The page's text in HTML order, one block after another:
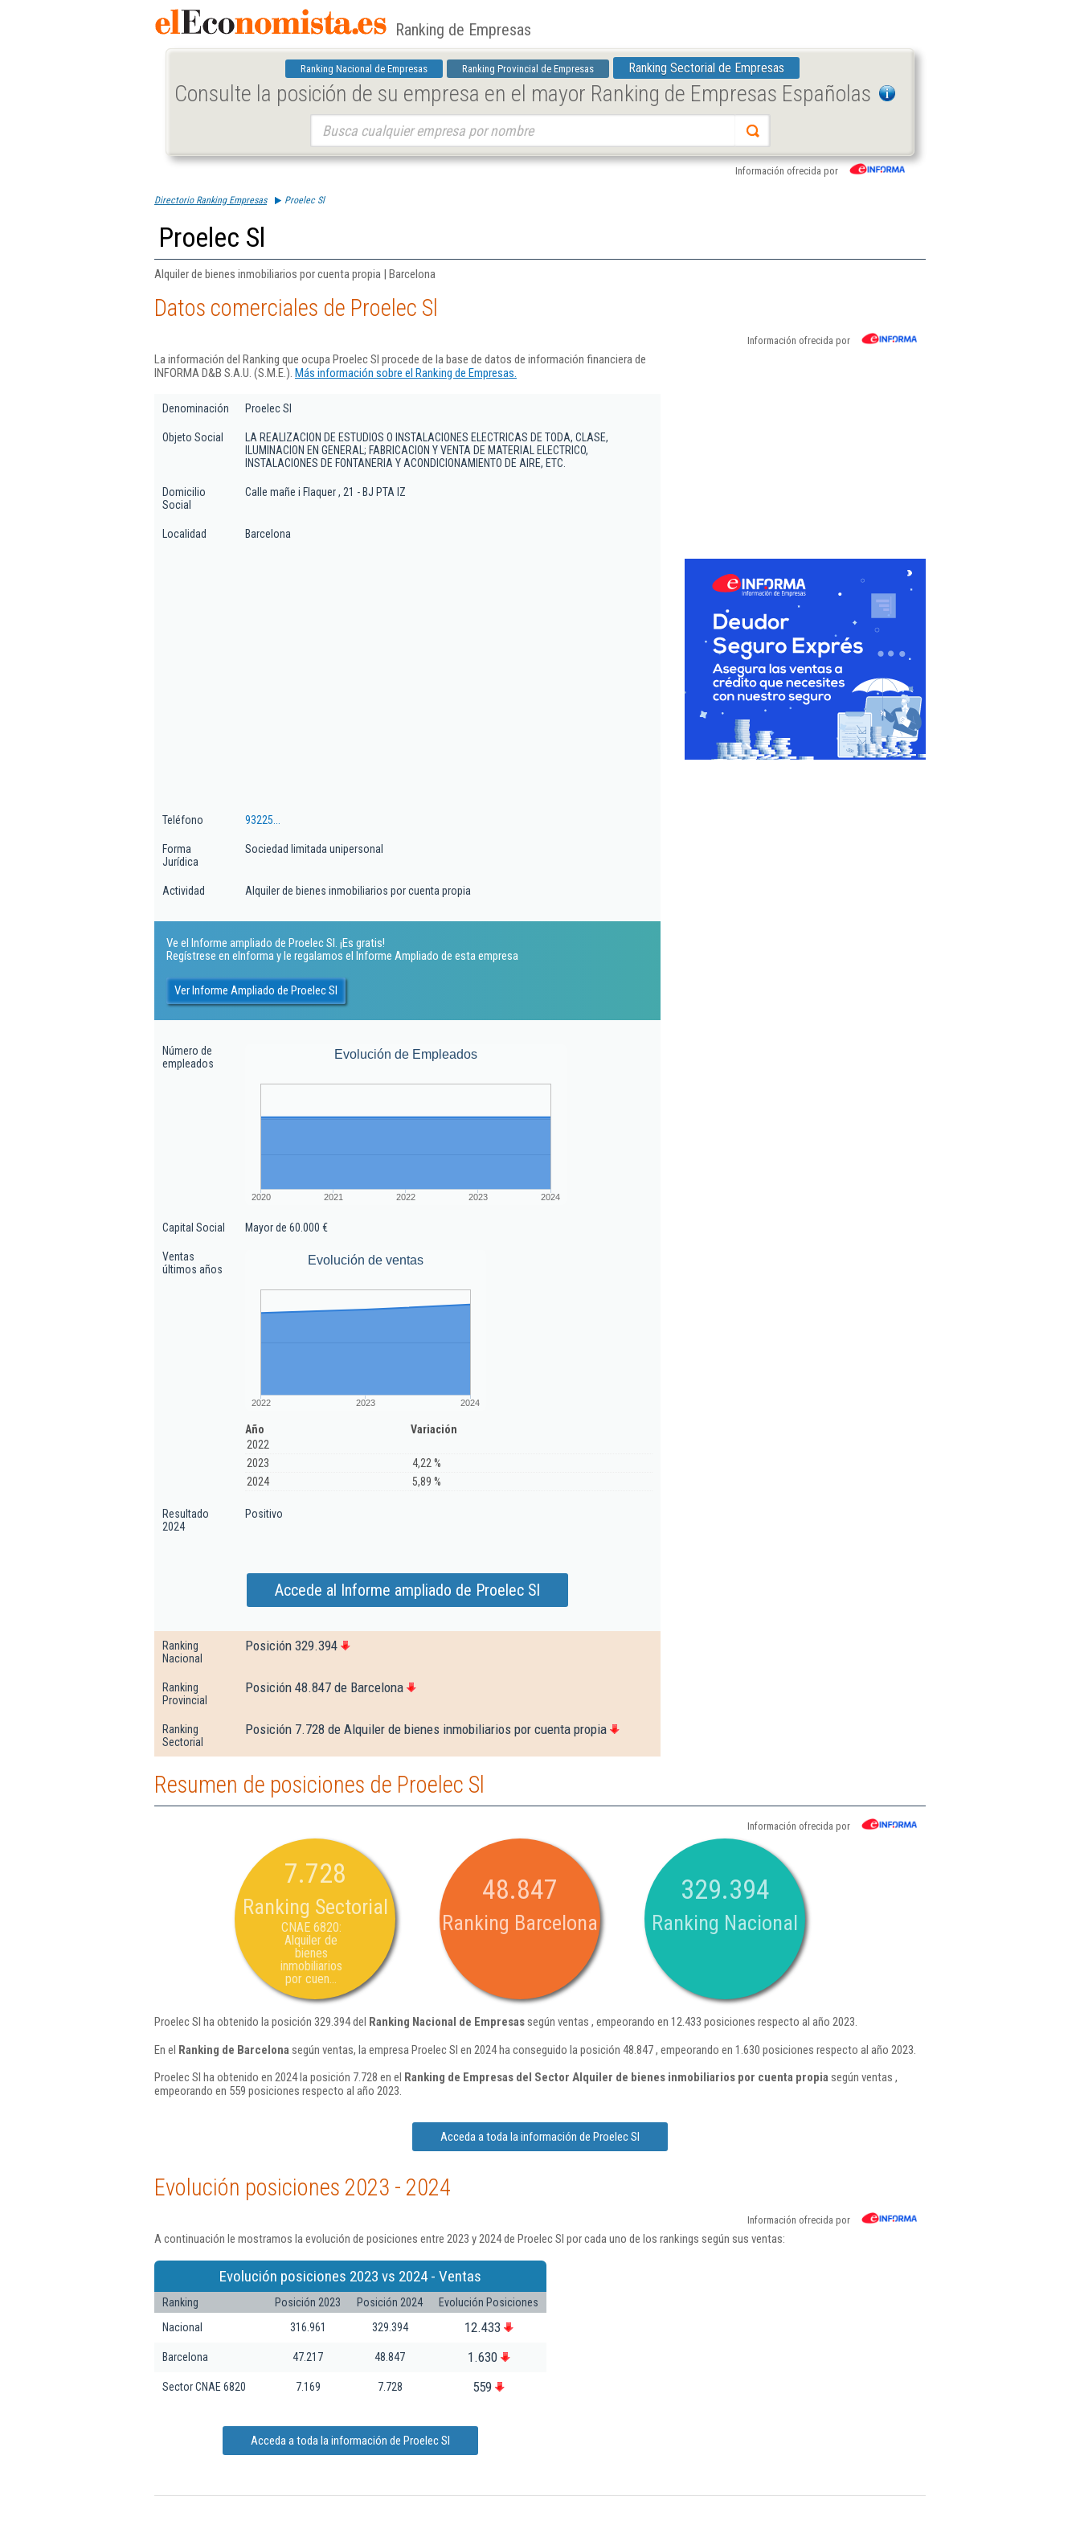
Ranking de Empresas
Ranking Nacional de Empresas Ranking Provincial de Empresas Ranking Sectorial de Empresas
Consulte la posición de su empresa en el mayor Ranking de Empresas Españolas
Información ofrecida por
Directorio Ranking Empresas Proelec Sl
Proelec Sl
Alquiler de bienes inmobiliarios por cuenta propia | Barcelona
Datos comerciales de Proelec Sl
Información ofrecida por
La información del Ranking que ocupa Proelec Sl procede de la base de datos de información financiera de
INFORMA D&B S.A.U. (S.M.E.). Más información sobre el Ranking de Empresas.
Denominación Proelec Sl
Objeto Social
LA REALIZACION DE ESTUDIOS O INSTALACIONES ELECTRICAS DE TODA, CLASE,
ILUMINACION EN GENERAL; FABRICACION Y VENTA DE MATERIAL ELECTRICO,
INSTALACIONES DE FONTANERIA Y ACONDICIONAMIENTO DE AIRE, ETC.
Domicilio
Social
Calle mañe i Flaquer , 21 - BJ PTA IZ
Localidad Barcelona
Teléfono 93225...
Forma
Jurídica
Sociedad limitada unipersonal
Actividad Alquiler de bienes inmobiliarios por cuenta propia
Ve el Informe ampliado de Proelec Sl. ¡Es gratis!
Regístrese en eInforma y le regalamos el Informe Ampliado de esta empresa
Ver Informe Ampliado de Proelec Sl
Número de
empleados
Evolución de Empleados
2020 2021 2022 2023 2024
Capital Social Mayor de 60.000 €
Ventas
últimos años
Evolución de ventas
2022 2023 2024
Año
Variación
2022
2023
4,22 %
2024
5,89 %
Resultado
2024
Positivo
Accede al Informe ampliado de Proelec Sl
Ranking
Nacional
Posición 329.394
Ranking
Provincial
Posición 48.847 de Barcelona
Ranking
Sectorial
Posición 7.728 de Alquiler de bienes inmobiliarios por cuenta propia
Resumen de posiciones de Proelec Sl
Información ofrecida por
7.728
Ranking Sectorial
CNAE 6820:
Alquiler de
bienes
inmobiliarios
por cuen...
48.847
Ranking Barcelona
329.394
Ranking Nacional
Proelec Sl ha obtenido la posición 329.394 del Ranking Nacional de Empresassegún ventas , empeorando en 12.433 posiciones respecto al año 2023.
En el Ranking de Barcelona según ventas, la empresa Proelec Sl en 2024 ha conseguido la posición 48.847 , empeorando en 1.630 posiciones respecto al año 2023.
Proelec Sl ha obtenido en 2024 la posición 7.728 en el Ranking de Empresas del Sector Alquiler de bienes inmobiliarios por cuenta propiasegún ventas ,
empeorando en 559 posiciones respecto al año 2023.
Acceda a toda la información de Proelec Sl
Evolución posiciones 2023 - 2024
Información ofrecida por
A continuación le mostramos la evolución de posiciones entre 2023 y 2024 de Proelec Sl por cada uno de los rankings según sus ventas:
Evolución posiciones 2023 vs 2024 - Ventas
Ranking Posición 2023 Posición 2024
Evolución Posiciones
Nacional
316.961 329.394 12.433
Barcelona 47.217 48.847 1.630
Sector CNAE 6820 7.169 7.728 559
Acceda a toda la información de Proelec Sl